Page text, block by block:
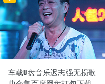
车载U盘音乐迟志强无损歌